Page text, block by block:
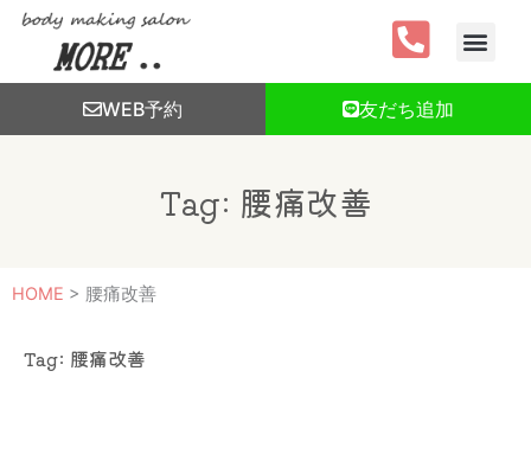
WEB予約 友だち追加
Tag: 腰痛改善
HOME > 腰痛改善
Tag: 腰痛改善